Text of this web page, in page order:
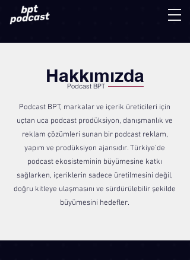
Hakkımızda
Podcast BPT
Podcast BPT, markalar ve içerik üreticileri için
uçtan uca podcast prodüksiyon, danışmanlık ve
reklam çözümleri sunan bir podcast reklam,
yapım ve prodüksiyon ajansıdır. Türkiye’de
podcast ekosisteminin büyümesine katkı
sağlarken, içeriklerin sadece üretilmesini değil,
doğru kitleye ulaşmasını ve sürdürülebilir şekilde
büyümesini hedefler.